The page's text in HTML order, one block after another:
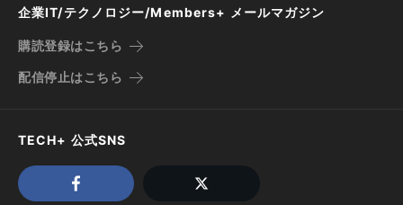
企業IT/テクノロジー/Members+ メールマガジン
購読登録はこちら
配信停止はこちら
TECH+ 公式SNS